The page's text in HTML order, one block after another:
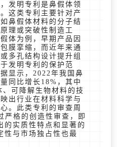
发明专利是鼻假体领
这类专利主要针对产
鼻假体材料的分子结
理或突破性制造工
体为例，早期产品因
膜挛缩，而近年来通
多孔结构设计提升组
发明专利的保护范
显示，2022年我国鼻
同比增长18%，其中
可降解生物材料的技
出行业在材料科学与
。此类专利的审查周
严格的创造性审查，即
的实质性特点和显著的
性与市场独占性也最